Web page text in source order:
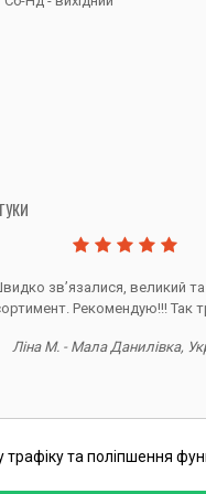
звʼязалися, великий та
Рекомендую!!! Так
Ліна М. - Мала Данилівка,
та поліпшення